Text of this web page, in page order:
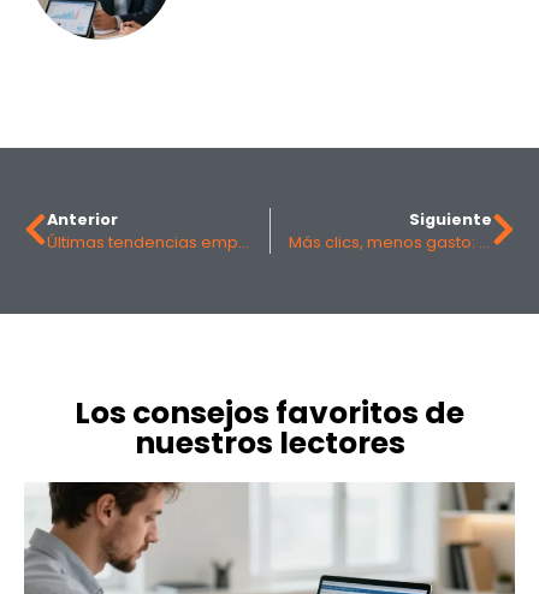
Anterior
Últimas tendencias empresariales: las innovaciones que marcarán el año 2025
Siguiente
Más clics, menos gasto: el poder de la inteligencia de precios en Ads
Los consejos favoritos de
nuestros lectores